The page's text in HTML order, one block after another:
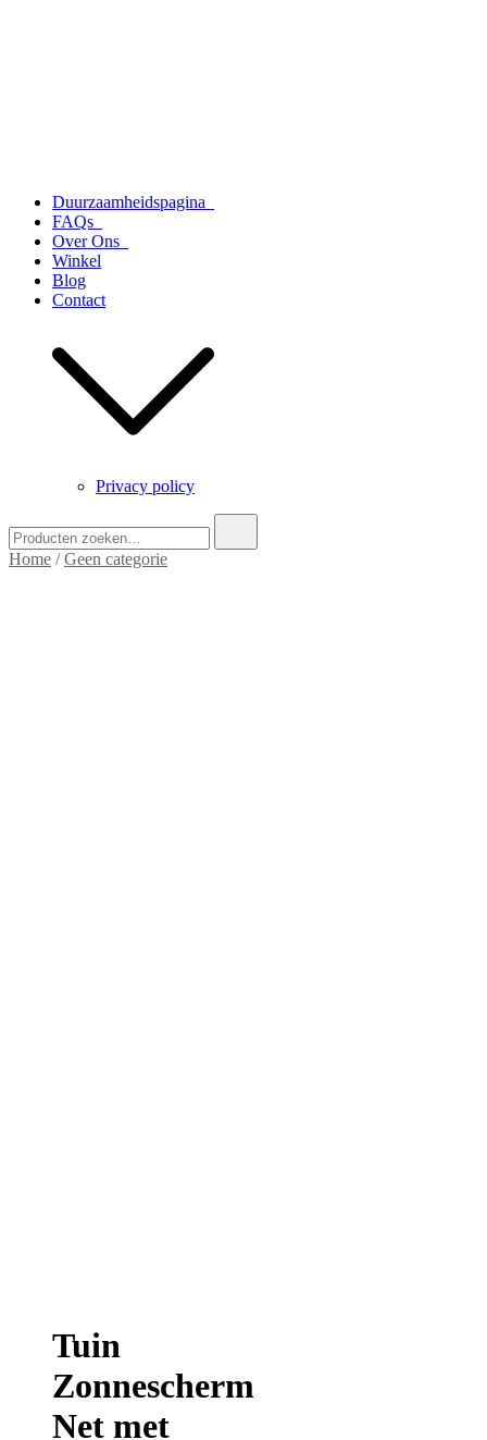
Duurzaamheidspagina
FAQs
Over Ons
Winkel
Blog
Contact
Privacy policy
naar:
Home /Geen categorie
Tuin
Zonnescherm
Net met